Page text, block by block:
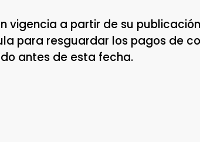
vigencia a partir de su
para resguardar los pagos de
antes de esta fecha.